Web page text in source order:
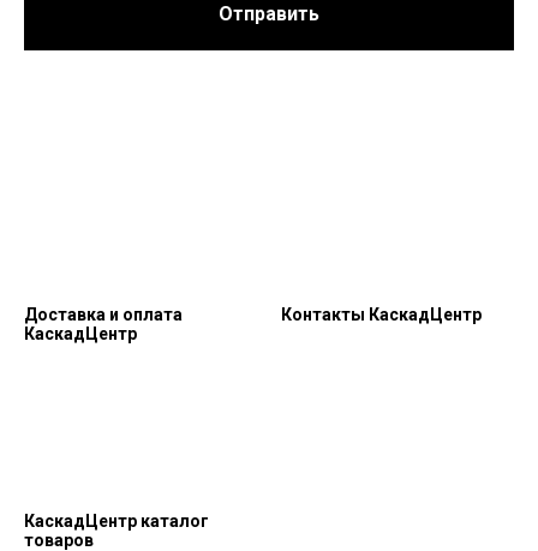
Отправить
Доставка и оплата
КаскадЦентр
Контакты КаскадЦентр
КаскадЦентр каталог
товаров